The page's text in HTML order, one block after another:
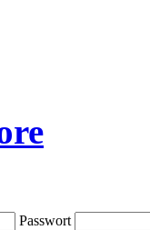
Passwort